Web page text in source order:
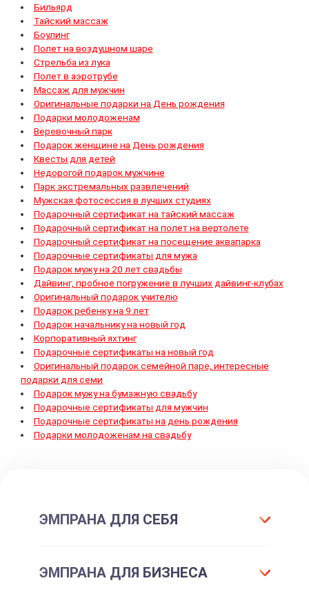
Бильярд
Тайский массаж
Боулинг
Полет на воздушном шаре
Стрельба из лука
Полет в аэротрубе
Массаж для мужчин
Оригинальные подарки на День рождения
Подарки молодоженам
Веревочный парк
Подарок женщине на День рождения
Квесты для детей
Недорогой подарок мужчине
Парк экстремальных развлечений
Мужская фотосессия в лучших студиях
Подарочный сертификат на тайский массаж
Подарочный сертификат на полет на вертолете
Подарочный сертификат на посещение аквапарка
Подарочные сертификаты для мужа
Подарок мужу на 20 лет свадьбы
Дайвинг, пробное погружение в лучших дайвинг-клубах
Оригинальный подарок учителю
Подарок ребенку на 9 лет
Подарок начальнику на новый год
Корпоративный яхтинг
Подарочные сертификаты на новый год
Оригинальный подарок семейной паре, интересные
подарки для семи
Подарок мужу на бумажную свадьбу
Подарочные сертификаты для мужчин
Подарочные сертификаты на день рождения
Подарки молодоженам на свадьбу
ЭМПРАНА ДЛЯ СЕБЯ
Все впечатления
ЭМПРАНА ДЛЯ БИЗНЕСА